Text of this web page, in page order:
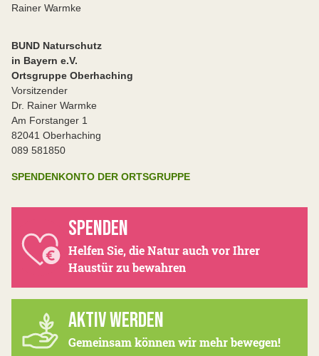
Rainer Warmke
BUND Naturschutz
in Bayern e.V.
Ortsgruppe Oberhaching
Vorsitzender
Dr. Rainer Warmke
Am Forstanger 1
82041 Oberhaching
089 581850
SPENDENKONTO DER ORTSGRUPPE
SPENDEN
Helfen Sie, die Natur auch vor Ihrer
Haustür zu bewahren
AKTIV WERDEN
Gemeinsam können wir mehr bewegen!